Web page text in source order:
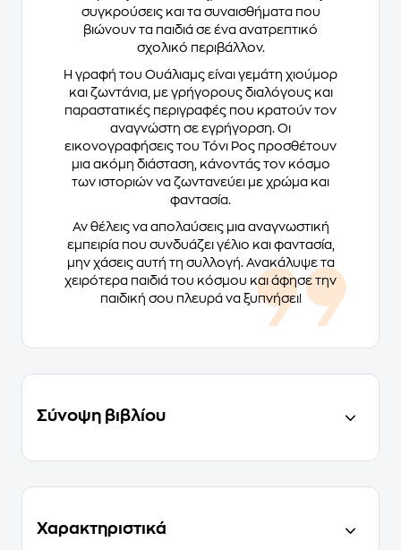
συγκρούσεις και τα συναισθήματα που
βιώνουν τα παιδιά σε ένα ανατρεπτικό
σχολικό περιβάλλον.
Η γραφή του Ουάλιαμς είναι γεμάτη χιούμορ
και ζωντάνια, με γρήγορους διαλόγους και
παραστατικές περιγραφές που κρατούν τον
αναγνώστη σε εγρήγορση. Οι
εικονογραφήσεις του Τόνι Ρος προσθέτουν
μια ακόμη διάσταση, κάνοντάς τον κόσμο
των ιστοριών να ζωντανεύει με χρώμα και
φαντασία.
Αν θέλεις να απολαύσεις μια αναγνωστική
εμπειρία που συνδυάζει γέλιο και φαντασία,
μην χάσεις αυτή τη συλλογή. Ανακάλυψε τα
χειρότερα παιδιά του κόσμου και άφησε την
παιδική σου πλευρά να ξυπνήσει!
Σύνοψη βιβλίου
Χαρακτηριστικά